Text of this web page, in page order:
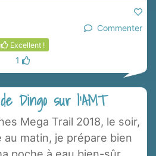
Commenter
Excellent !
1
Dingo sur l'AMT
Mega Trail 2018, le soir,
matin, je prépare bien